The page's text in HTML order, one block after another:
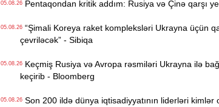
05.08.26Pentaqondan kritik addım: Rusiya və Çinə qarşı
05.08.26“Şimali Koreya raket kompleksləri Ukrayna üçün
çevriləcək” - Sibiqa
05.08.26Keçmiş Rusiya və Avropa rəsmiləri Ukrayna ilə
keçirib - Bloomberg
05.08.26Son 200 ildə dünya iqtisadiyyatının liderləri kimlər